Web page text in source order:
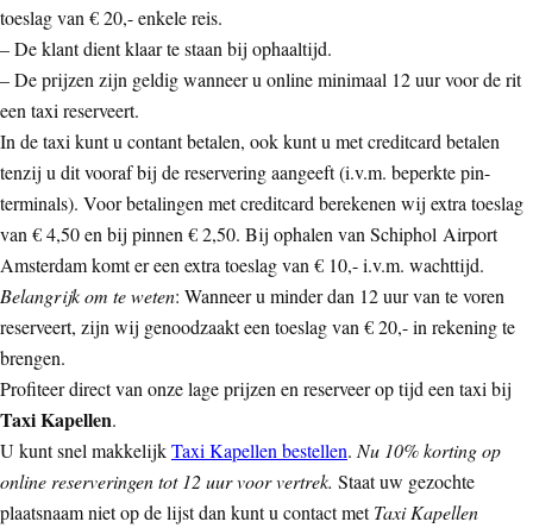
toeslag van € 20,- enkele reis.
– De klant dient klaar te staan bij ophaaltijd.
– De prijzen zijn geldig wanneer u online minimaal 12 uur voor de rit
een taxi reserveert.
In de taxi kunt u contant betalen, ook kunt u met creditcard betalen
tenzij u dit vooraf bij de reservering aangeeft (i.v.m. beperkte pin-
terminals). Voor betalingen met creditcard berekenen wij extra toeslag
van € 4,50 en bij pinnen € 2,50. Bij ophalen van Schiphol Airport
Amsterdam komt er een extra toeslag van € 10,- i.v.m. wachttijd.
Belangrijk om te weten: Wanneer u minder dan 12 uur van te voren
reserveert, zijn wij genoodzaakt een toeslag van € 20,- in rekening te
brengen.
Profiteer direct van onze lage prijzen en reserveer op tijd een taxi bij
Taxi Kapellen.
U kunt snel makkelijkTaxi Kapellen bestellen. Nu 10% korting op
online reserveringen tot 12 uur voor vertrek. Staat uw gezochte
plaatsnaam niet op de lijst dan kunt u contact metTaxi Kapellen